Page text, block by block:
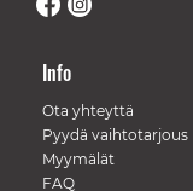
Info
Ota yhteyttä
Pyydä vaihtotarjous
Myymälät
FAQ